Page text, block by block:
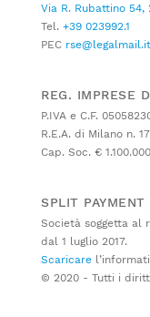
Via R. Rubattino 54,
Tel. +39 023992.1
PEC rse@legalmail.it
REG. IMPRESE
P.IVA e C.F.
R.E.A. di Milano n.
Cap. Soc. €
SPLIT PAYMENT
Società soggetta al
dal 1 luglio 2017.
Scaricare
© 2020 - Tutti i